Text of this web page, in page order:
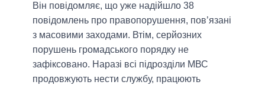
Він повідомляє, що уже надійшло 38
повідомлень про правопорушення, пов’язані
з масовими заходами. Втім, серйозних
порушень громадського порядку не
зафіксовано. Наразі всі підрозділи МВС
продовжують нести службу, працюють